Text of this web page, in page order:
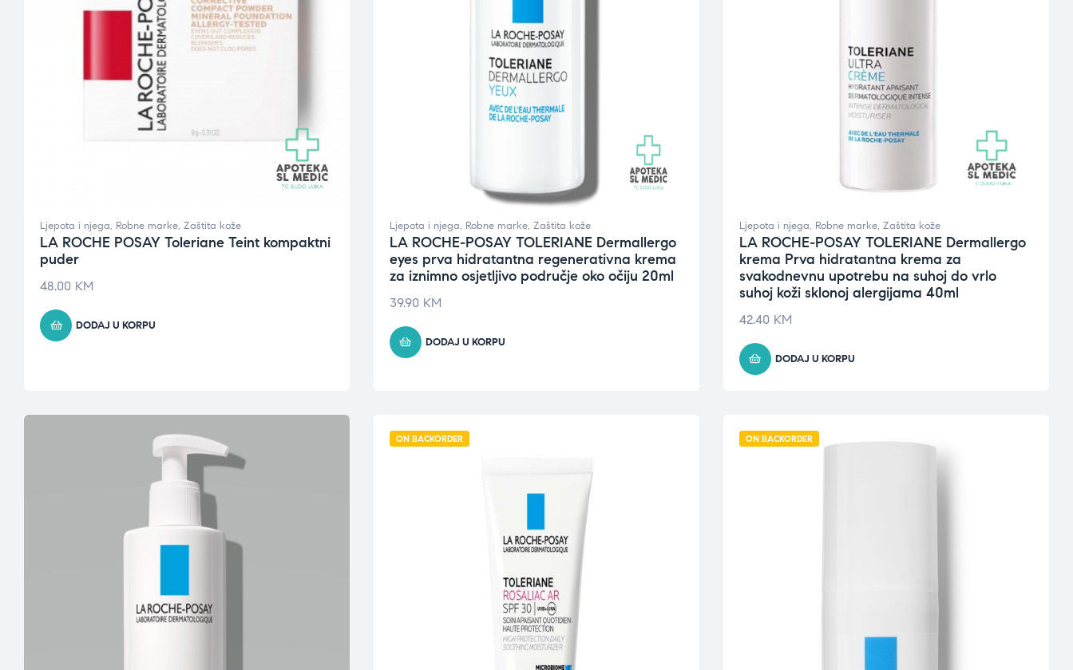
Ljepota i njega, Robne marke, Zaštita kože
LA ROCHE POSAY Toleriane Teint kompaktni
puder
48.00 KM
DODAJ U KORPU
Ljepota i njega, Robne marke, Zaštita kože
LA ROCHE-POSAY TOLERIANE Dermallergo
eyes prva hidratantna regenerativna krema
za iznimno osjetljivo područje oko očiju 20ml
39.90 KM
DODAJ U KORPU
Ljepota i njega, Robne marke, Zaštita kože
LA ROCHE-POSAY TOLERIANE Dermallergo
krema Prva hidratantna krema za
svakodnevnu upotrebu na suhoj do vrlo
suhoj koži sklonoj alergijama 40ml
42.40 KM
DODAJ U KORPU
ON BACKORDER ON BACKORDER